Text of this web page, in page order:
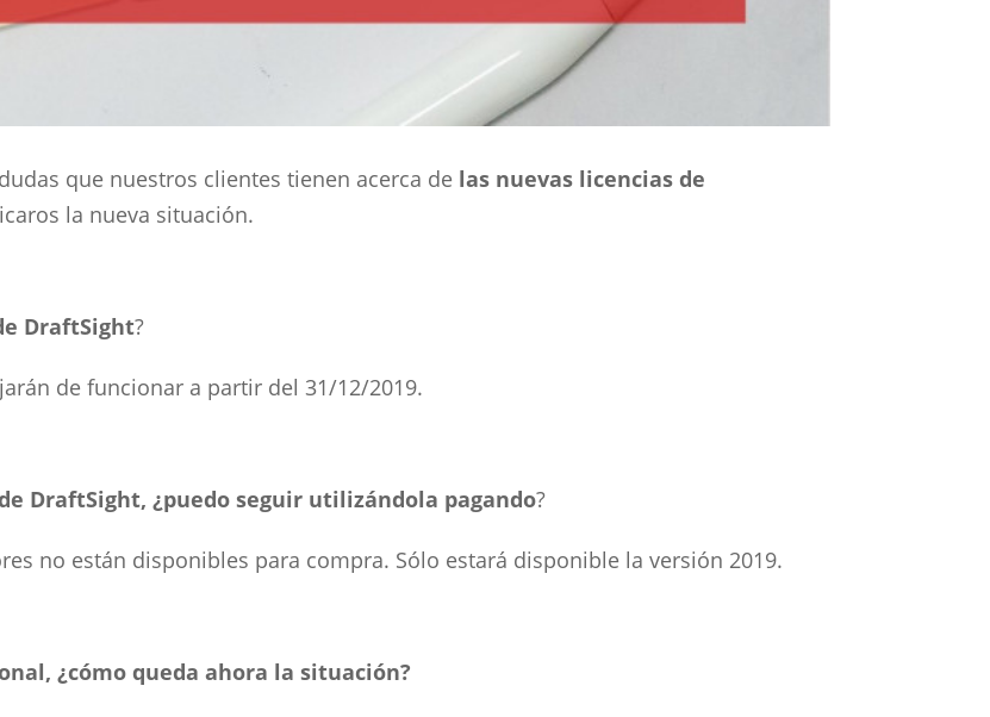
que nuestros clientes tienen acerca de las nuevas licencias de
la nueva situación.
DraftSight?
de funcionar a partir del 31/12/2019.
DraftSight, ¿puedo seguir utilizándola pagando?
no están disponibles para compra. Sólo estará disponible la versión 2019.
¿cómo queda ahora la situación?